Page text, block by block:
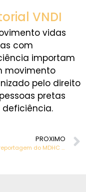
VNDI
vidas
com
importam
movimento
pelo direito
pretas
PROXIMO
Primeira reportagem do MDHC sobre Dia da Consciência Negra tem como tema pessoas com deficiência